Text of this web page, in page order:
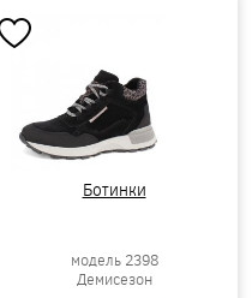
Ботинки
модель 2398
Демисезон